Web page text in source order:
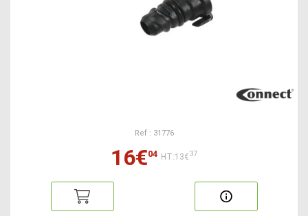
Ref : 31776
16€04 HT:13€37